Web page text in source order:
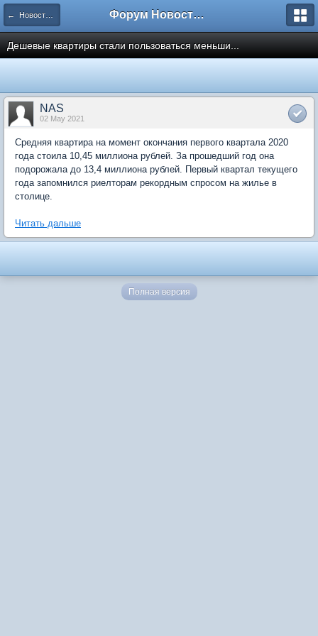
← Новости рынка недвижимости Форум Новостройки
Дешевые квартиры стали пользоваться меньши...
NAS
02 May 2021
Средняя квартира на момент окончания первого квартала 2020
года стоила 10,45 миллиона рублей. За прошедший год она
подорожала до 13,4 миллиона рублей. Первый квартал текущего
года запомнился риелторам рекордным спросом на жилье в
столице.
Читать дальше
Полная версия